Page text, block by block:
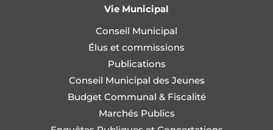
Vie Municipal
Conseil Municipal
Élus et commissions
Publications
Conseil Municipal des Jeunes
Budget Communal & Fiscalité
Marchés Publics